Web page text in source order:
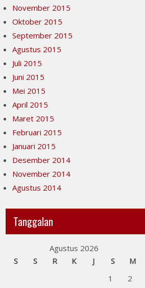
November 2015
Oktober 2015
September 2015
Agustus 2015
Juli 2015
Juni 2015
Mei 2015
April 2015
Maret 2015
Februari 2015
Januari 2015
Desember 2014
November 2014
Agustus 2014
Tanggalan
Agustus 2026
S
S R K J S
M
1
2